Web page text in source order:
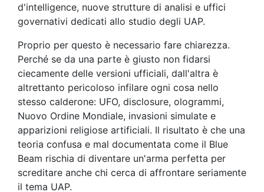
d'intelligence, nuove strutture di analisi e uffici
governativi dedicati allo studio degli UAP.
Proprio per questo è necessario fare chiarezza.
Perché se da una parte è giusto non fidarsi
ciecamente delle versioni ufficiali, dall'altra è
altrettanto pericoloso infilare ogni cosa nello
stesso calderone: UFO, disclosure, ologrammi,
Nuovo Ordine Mondiale, invasioni simulate e
apparizioni religiose artificiali. Il risultato è che una
teoria confusa e mal documentata come il Blue
Beam rischia di diventare un'arma perfetta per
screditare anche chi cerca di affrontare seriamente
il tema UAP.